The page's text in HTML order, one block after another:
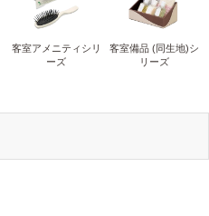
客室アメニティシリ
ーズ
客室備品 (同生地)シ
リーズ